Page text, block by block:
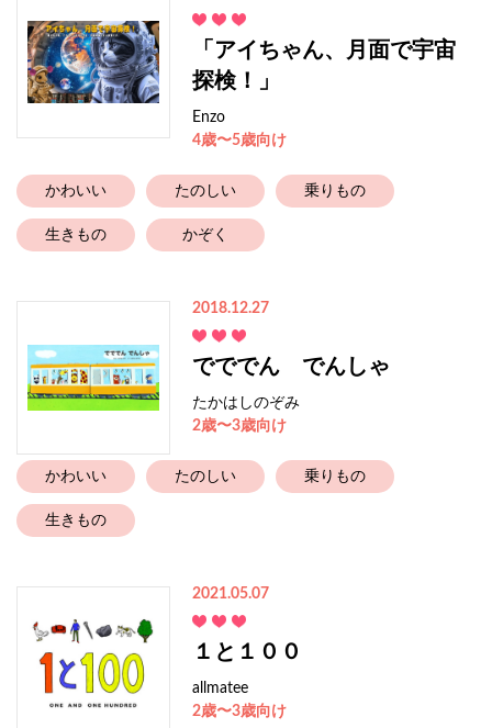
「アイちゃん、月面で宇宙
探検！」
Enzo
4歳〜5歳向け
かわいい たのしい 乗りもの
生きもの かぞく
2018.12.27
でででん でんしゃ
たかはしのぞみ
2歳〜3歳向け
かわいい たのしい 乗りもの
生きもの
2021.05.07
１と１００
allmatee
2歳〜3歳向け